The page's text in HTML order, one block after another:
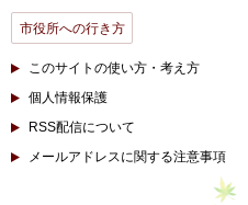
市役所への行き方
このサイトの使い方・考え方
個人情報保護
RSS配信について
メールアドレスに関する注意事項